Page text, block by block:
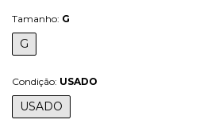
Tamanho: G
G
Condição: USADO
USADO